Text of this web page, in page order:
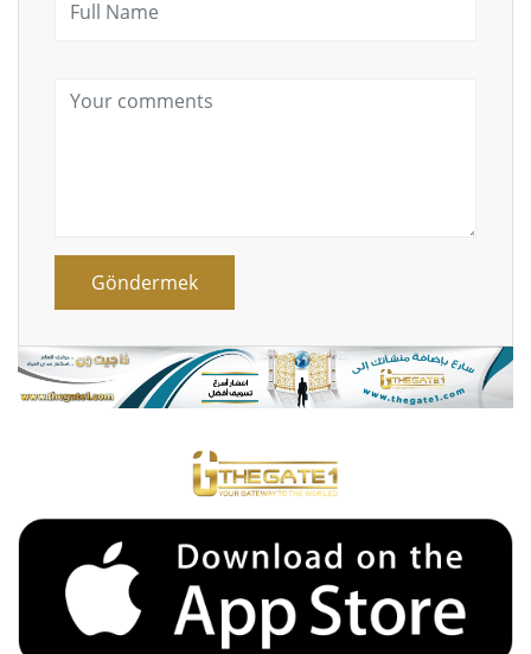
Göndermek